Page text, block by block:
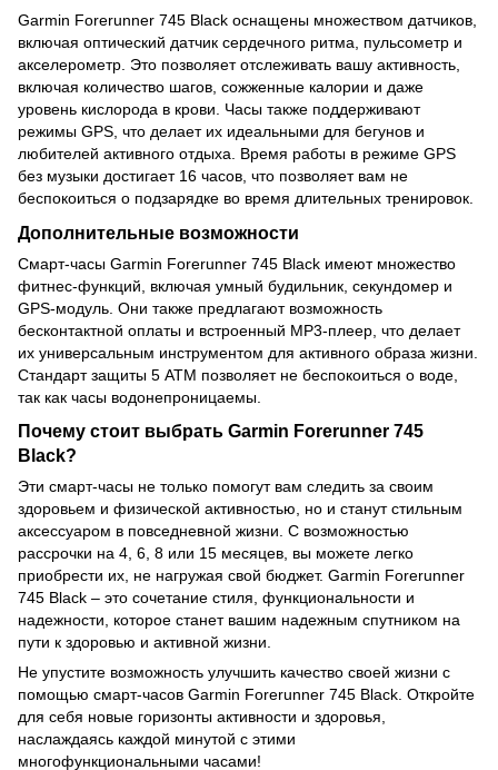
Garmin Forerunner 745 Black оснащены множеством датчиков,
включая оптический датчик сердечного ритма, пульсометр и
акселерометр. Это позволяет отслеживать вашу активность,
включая количество шагов, сожженные калории и даже
уровень кислорода в крови. Часы также поддерживают
режимы GPS, что делает их идеальными для бегунов и
любителей активного отдыха. Время работы в режиме GPS
без музыки достигает 16 часов, что позволяет вам не
беспокоиться о подзарядке во время длительных тренировок.
Дополнительные возможности
Смарт-часы Garmin Forerunner 745 Black имеют множество
фитнес-функций, включая умный будильник, секундомер и
GPS-модуль. Они также предлагают возможность
бесконтактной оплаты и встроенный MP3-плеер, что делает
их универсальным инструментом для активного образа жизни.
Стандарт защиты 5 ATM позволяет не беспокоиться о воде,
так как часы водонепроницаемы.
Почему стоит выбрать Garmin Forerunner 745
Black?
Эти смарт-часы не только помогут вам следить за своим
здоровьем и физической активностью, но и станут стильным
аксессуаром в повседневной жизни. С возможностью
рассрочки на 4, 6, 8 или 15 месяцев, вы можете легко
приобрести их, не нагружая свой бюджет. Garmin Forerunner
745 Black – это сочетание стиля, функциональности и
надежности, которое станет вашим надежным спутником на
пути к здоровью и активной жизни.
Не упустите возможность улучшить качество своей жизни с
помощью смарт-часов Garmin Forerunner 745 Black. Откройте
для себя новые горизонты активности и здоровья,
наслаждаясь каждой минутой с этими
многофункциональными часами!